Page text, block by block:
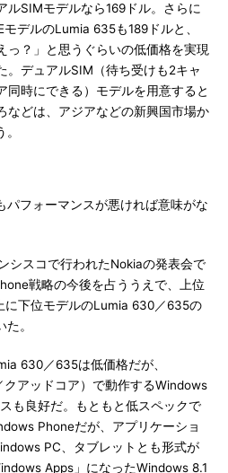
ルSIMモデルなら169ドル。さらに
モデルのLumia 635も189ドルと、
っ？」と思うぐらいの低価格を実現
。デュアルSIM（待ち受けも2キャ
同時にできる）モデルを用意すると
などは、アジアなどの新興国市場か
フォーマンスが悪ければ意味がな
シスコで行われたNokiaの発表会で
戦略の今後を占ううえで、上位
に下位モデルのLumia 630／635の
。
630／635は低価格だが、
アッドコア）で動作するWindows
も良好だ。もともと低スペックで
Phoneだが、アプリケーショ
PC、タブレットとも形式が
Apps」になったWindows 8.1